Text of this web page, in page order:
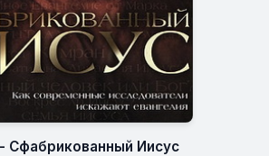
Сфабрикованный Иисус